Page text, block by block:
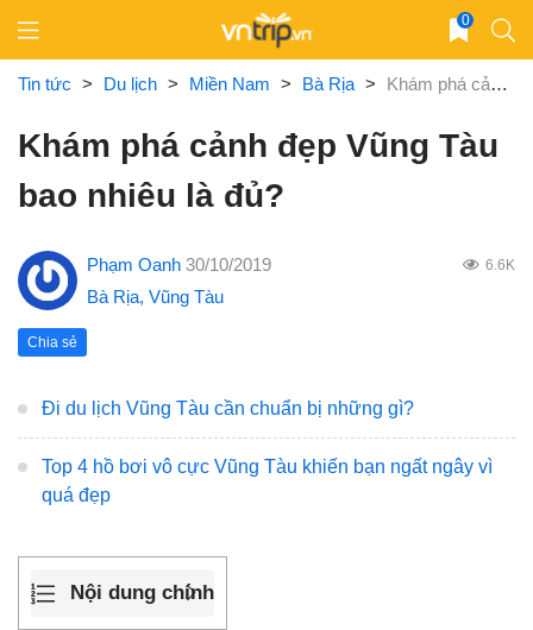
content
0
Tin tức > Du lịch > Miền Nam > Bà Rịa > Khám phá cảnh đẹp Vũng Tàu bao nhiêu là đủ?
Khám phá cảnh đẹp Vũng Tàu
bao nhiêu là đủ?
Phạm Oanh 30/10/2019 6.6K
Bà Rịa, Vũng Tàu
Chia sẻ
Đi du lịch Vũng Tàu cần chuẩn bị những gì?
Top 4 hồ bơi vô cực Vũng Tàu khiến bạn ngất ngây vì
quá đẹp
Nội dung chính